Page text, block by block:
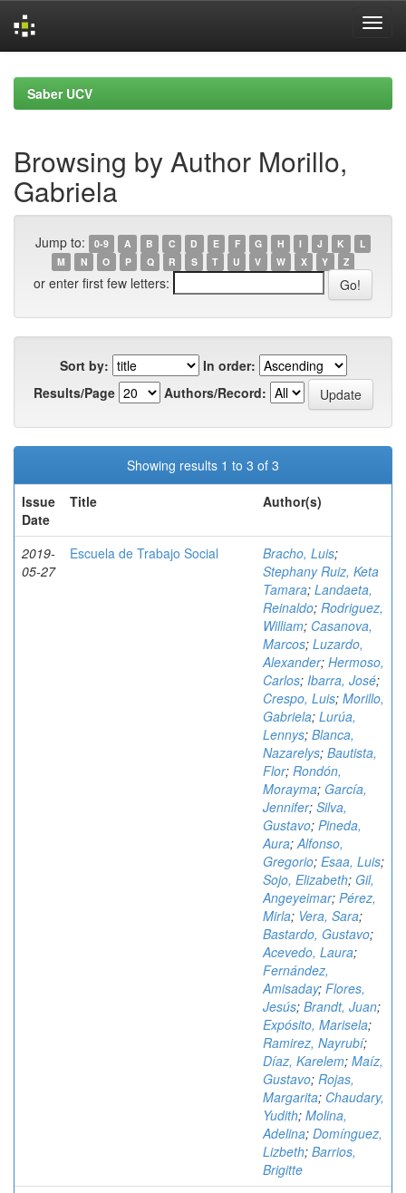
navigationSaber UCV
Browsing by Author Morillo,
Gabriela
Jump to: 0-9 A B C D E F G H I J K
L
M
N O P Q R S T U V W X Y Z
or enter first few letters:
Sort by:
In order:
Results/Page
Authors/Record:
Showing results 1 to 3 of 3
Issue
Date
Title Author(s)
2019-
05-27
Escuela de Trabajo Social Bracho, Luis;
Stephany Ruiz, Keta
Tamara; Landaeta,
Reinaldo; Rodriguez,
William; Casanova,
Marcos; Luzardo,
Alexander; Hermoso,
Carlos; Ibarra, José;
Crespo, Luis; Morillo,
Gabriela; Lurúa,
Lennys; Blanca,
Nazarelys; Bautista,
Flor; Rondón,
Morayma; García,
Jennifer; Silva,
Gustavo; Pineda,
Aura;Alfonso,
Gregorio; Esaa, Luis;
Sojo, Elizabeth; Gil,
Angeyeimar; Pérez,
Mirla; Vera, Sara;
Bastardo, Gustavo;
Acevedo, Laura;
Fernández,
Amisaday; Flores,
Jesús; Brandt, Juan;
Expósito, Marisela;
Ramirez, Nayrubí;
Díaz, Karelem; Maíz,
Gustavo; Rojas,
Margarita; Chaudary,
Yudith; Molina,
Adelina; Domínguez,
Lizbeth; Barrios,
Brigitte